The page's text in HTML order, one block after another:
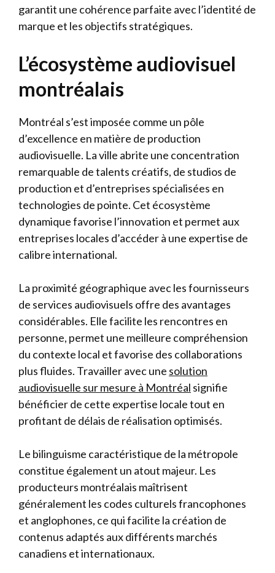
garantit une cohérence parfaite avec l’identité de
marque et les objectifs stratégiques.
L’écosystème audiovisuel
montréalais
Montréal s’est imposée comme un pôle
d’excellence en matière de production
audiovisuelle. La ville abrite une concentration
remarquable de talents créatifs, de studios de
production et d’entreprises spécialisées en
technologies de pointe. Cet écosystème
dynamique favorise l’innovation et permet aux
entreprises locales d’accéder à une expertise de
calibre international.
La proximité géographique avec les fournisseurs
de services audiovisuels offre des avantages
considérables. Elle facilite les rencontres en
personne, permet une meilleure compréhension
du contexte local et favorise des collaborations
plus fluides. Travailler avec une solution
audiovisuelle sur mesure à Montréal signifie
bénéficier de cette expertise locale tout en
profitant de délais de réalisation optimisés.
Le bilinguisme caractéristique de la métropole
constitue également un atout majeur. Les
producteurs montréalais maîtrisent
généralement les codes culturels francophones
et anglophones, ce qui facilite la création de
contenus adaptés aux différents marchés
canadiens et internationaux.